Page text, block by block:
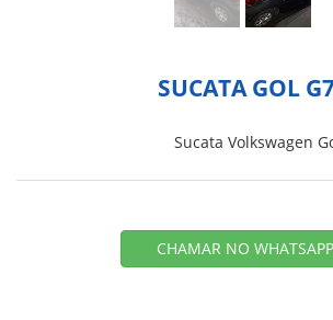
SUCATA GOL
Sucata Volkswagen
CHAMAR NO